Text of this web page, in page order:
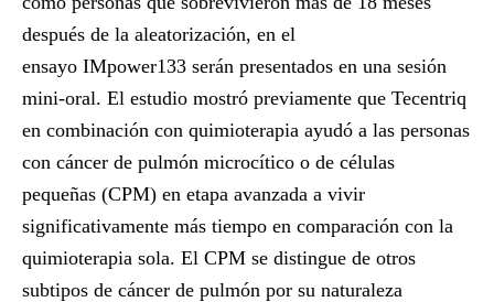
después de la aleatorización, en el
ensayo IMpower133 serán presentados en una sesión
mini-oral. El estudio mostró previamente que Tecentriq
en combinación con quimioterapia ayudó a las personas
con cáncer de pulmón microcítico o de células
pequeñas (CPM) en etapa avanzada a vivir
significativamente más tiempo en comparación con la
quimioterapia sola. El CPM se distingue de otros
subtipos de cáncer de pulmón por su naturaleza